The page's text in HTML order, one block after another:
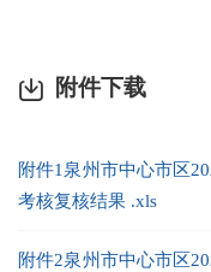
附件下载
附件1泉州市中心市区
考核复核结果 .xls
附件2泉州市中心市区